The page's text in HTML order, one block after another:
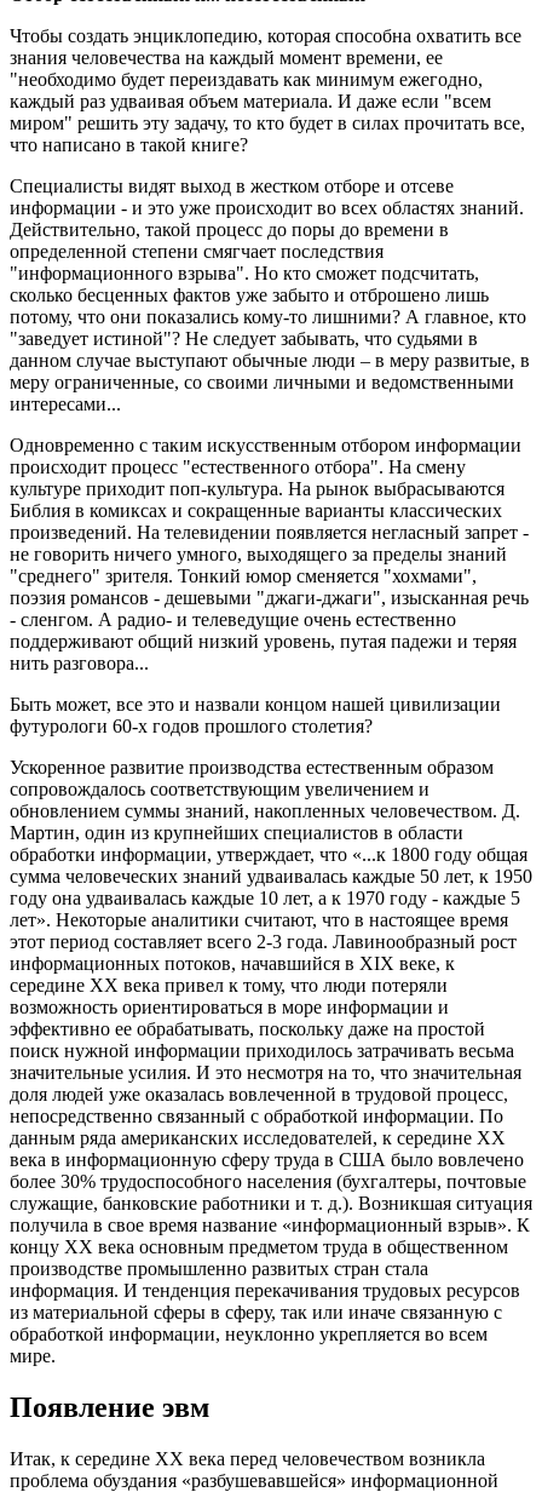
Чтобы создать энциклопедию, которая способна охватить все
знания человечества на каждый момент времени, ее
"необходимо будет переиздавать как минимум ежегодно,
каждый раз удваивая объем материала. И даже если "всем
миром" решить эту задачу, то кто будет в силах прочитать все,
что написано в такой книге?
Специалисты видят выход в жестком отборе и отсеве
информации - и это уже происходит во всех областях знаний.
Действительно, такой процесс до поры до времени в
определенной степени смягчает последствия
"информационного взрыва". Но кто сможет подсчитать,
сколько бесценных фактов уже забыто и отброшено лишь
потому, что они показались кому-то лишними? А главное, кто
"заведует истиной"? Не следует забывать, что судьями в
данном случае выступают обычные люди – в меру развитые, в
меру ограниченные, со своими личными и ведомственными
интересами...
Одновременно с таким искусственным отбором информации
происходит процесс "естественного отбора". На смену
культуре приходит поп-культура. На рынок выбрасываются
Библия в комиксах и сокращенные варианты классических
произведений. На телевидении появляется негласный запрет -
не говорить ничего умного, выходящего за пределы знаний
"среднего" зрителя. Тонкий юмор сменяется "хохмами",
поэзия романсов - дешевыми "джаги-джаги", изысканная речь
- сленгом. А радио- и телеведущие очень естественно
поддерживают общий низкий уровень, путая падежи и теряя
нить разговора...
Быть может, все это и назвали концом нашей цивилизации
футурологи 60-х годов прошлого столетия?
Ускоренное развитие производства естественным образом
сопровождалось соответствующим увеличением и
обновлением суммы знаний, накопленных человечеством. Д.
Мартин, один из крупнейших специалистов в области
обработки информации, утверждает, что «...к 1800 году общая
сумма человеческих знаний удваивалась каждые 50 лет, к 1950
году она удваивалась каждые 10 лет, а к 1970 году - каждые 5
лет». Некоторые аналитики считают, что в настоящее время
этот период составляет всего 2-3 года. Лавинообразный рост
информационных потоков, начавшийся в XIX веке, к
середине XX века привел к тому, что люди потеряли
возможность ориентироваться в море информации и
эффективно ее обрабатывать, поскольку даже на простой
поиск нужной информации приходилось затрачивать весьма
значительные усилия. И это несмотря на то, что значительная
доля людей уже оказалась вовлеченной в трудовой процесс,
непосредственно связанный с обработкой информации. По
данным ряда американских исследователей, к середине XX
века в информационную сферу труда в США было вовлечено
более 30% трудоспособного населения (бухгалтеры, почтовые
служащие, банковские работники и т. д.). Возникшая ситуация
получила в свое время название «информационный взрыв». К
концу XX века основным предметом труда в общественном
производстве промышленно развитых стран стала
информация. И тенденция перекачивания трудовых ресурсов
из материальной сферы в сферу, так или иначе связанную с
обработкой информации, неуклонно укрепляется во всем
мире.
Появление эвм
Итак, к середине XX века перед человечеством возникла
проблема обуздания «разбушевавшейся» информационной